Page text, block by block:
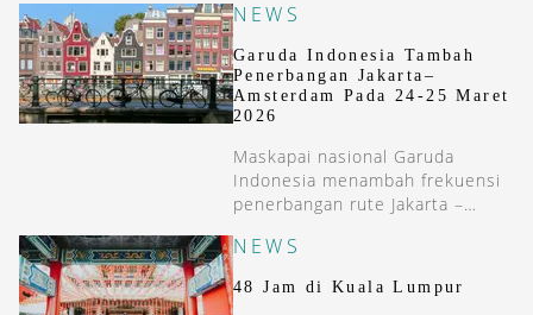
Royal Caribbean-Legend of the
Seas dari Malaga, Spanyol ke
Roma, Italia.
NEWS
Garuda Indonesia Tambah
Penerbangan Jakarta–
Amsterdam Pada 24-25 Maret
2026
Maskapai nasional Garuda
Indonesia menambah frekuensi
penerbangan rute Jakarta –
2026.
NEWS
48 Jam di Kuala Lumpur